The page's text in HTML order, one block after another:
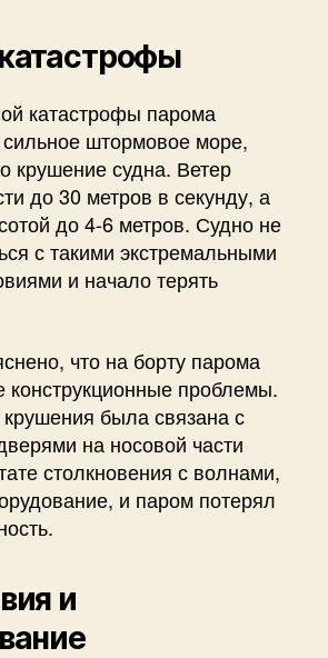
катастрофы парома
штормовое море,
крушение судна. Ветер
до 30 метров в секунду, а
до 4-6 метров. Судно не
с такими экстремальными
и начало терять
что на борту парома
конструкционные проблемы.
была связана с
на носовой части
столкновения с волнами,
и паром потерял
и